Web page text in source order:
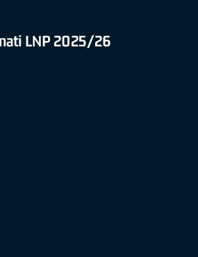
LNP 2025/26